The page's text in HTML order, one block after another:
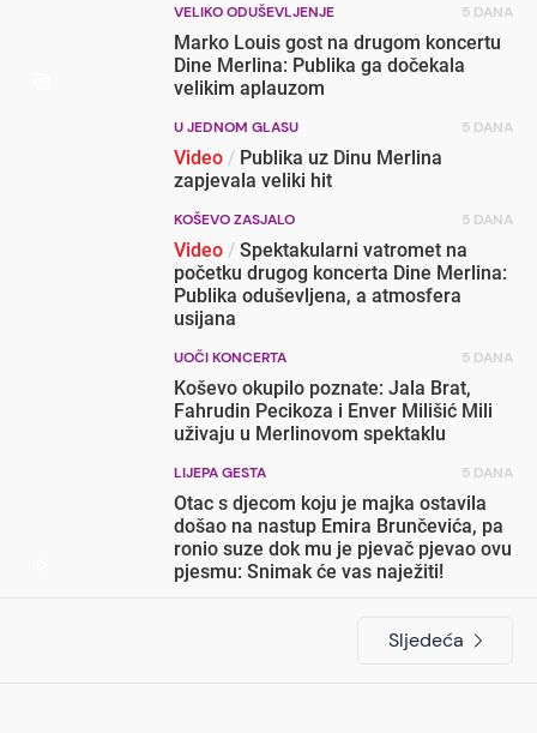
VELIKO ODUŠEVLJENJE 5 DANA
Marko Louis gost na drugom koncertu
Dine Merlina: Publika ga dočekala
velikim aplauzom
U JEDNOM GLASU 5 DANA
Video / Publika uz Dinu Merlina
zapjevala veliki hit
KOŠEVO ZASJALO 5 DANA
Video / Spektakularni vatromet na
početku drugog koncerta Dine Merlina:
Publika oduševljena, a atmosfera
usijana
UOČI KONCERTA 5 DANA
Koševo okupilo poznate: Jala Brat,
Fahrudin Pecikoza i Enver Milišić Mili
uživaju u Merlinovom spektaklu
LIJEPA GESTA 5 DANA
Otac s djecom koju je majka ostavila
došao na nastup Emira Brunčevića, pa
ronio suze dok mu je pjevač pjevao ovu
pjesmu: Snimak će vas naježiti!
Sljedeća